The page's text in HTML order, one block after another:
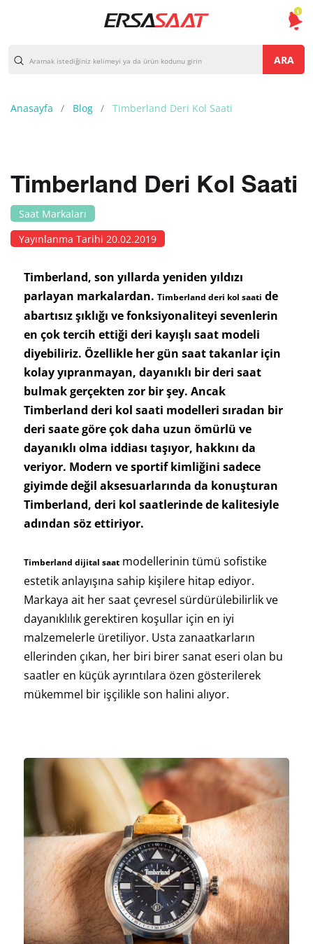
ARA
Anasayfa Blog Timberland Deri Kol Saati
Yayınlanma Tarihi 20.02.2019
Saat Markaları
Timberland Deri Kol Saati
Timberland, son yıllarda yeniden yıldızı
parlayan markalardan. Timberland deri kol saati de
abartısız şıklığı ve fonksiyonaliteyi sevenlerin
en çok tercih ettiği deri kayışlı saat modeli
diyebiliriz. Özellikle her gün saat takanlar için
kolay yıpranmayan, dayanıklı bir deri saat
bulmak gerçekten zor bir şey. Ancak
Timberland deri kol saati modelleri sıradan bir
deri saate göre çok daha uzun ömürlü ve
dayanıklı olma iddiası taşıyor, hakkını da
veriyor. Modern ve sportif kimliğini sadece
giyimde değil aksesuarlarında da konuşturan
Timberland, deri kol saatlerinde de kalitesiyle
adından söz ettiriyor.
Timberland dijital saatmodellerinin tümü sofistike
estetik anlayışına sahip kişilere hitap ediyor.
Markaya ait her saat çevresel sürdürülebilirlik ve
dayanıklılık gerektiren koşullar için en iyi
malzemelerle üretiliyor. Usta zanaatkarların
ellerinden çıkan, her biri birer sanat eseri olan bu
saatler en küçük ayrıntılara özen gösterilerek
mükemmel bir işçilikle son halini alıyor.
1